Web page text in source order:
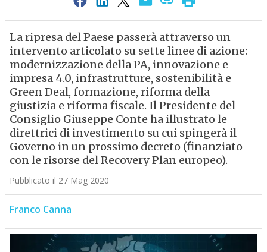
La ripresa del Paese passerà attraverso un
intervento articolato su sette linee di azione:
modernizzazione della PA, innovazione e
impresa 4.0, infrastrutture, sostenibilità e
Green Deal, formazione, riforma della
giustizia e riforma fiscale. Il Presidente del
Consiglio Giuseppe Conte ha illustrato le
direttrici di investimento su cui spingerà il
Governo in un prossimo decreto (finanziato
con le risorse del Recovery Plan europeo).
Pubblicato il 27 Mag 2020
Franco Canna